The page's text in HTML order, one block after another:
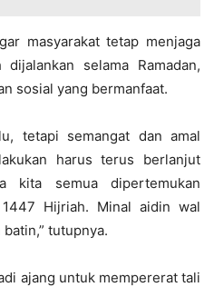
masyarakat tetap menjaga
selama Ramadan,
sosial yang bermanfaat.
tetapi semangat dan amal
harus terus berlanjut
kita semua dipertemukan
Hijriah. Minal aidin wal
tutupnya.
ajang untuk mempererat tali